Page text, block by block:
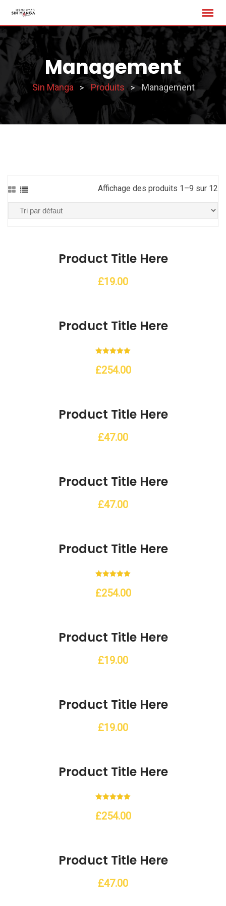
content
Management
Sin Manga > Produits > Management
Affichage des produits 1–9 sur 12
Product Title Here
£19.00
Product Title Here
5.00
sur 5
£254.00
Product Title Here
£47.00
Product Title Here
£47.00
Product Title Here
5.00
sur 5
£254.00
Product Title Here
£19.00
Product Title Here
£19.00
Product Title Here
5.00
sur 5
£254.00
Product Title Here
£47.00